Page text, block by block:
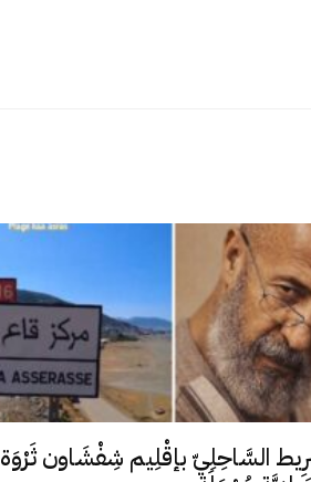
السَّاحِلِيّ بإقْلِيم شِفْشَاون ثَرْوَة